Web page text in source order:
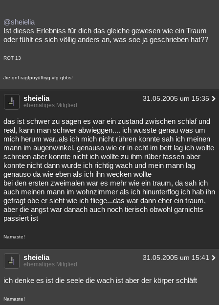
@sheielia
Ist dieses Erlebniss für dich das gleiche gewesen wie ein Traum
oder fühlt es sich völlig anders an, was soe ja geschrieben hat??
ROT 13
Jre qnf ragfpuyüffryg vfg qbbs!
sheielia 31.05.2005 um 15:35
ehemaliges Mitglied
das ist schwer zu sagen es war ein zustand zwischen schlaf und
real, kann man schwer abwieggen.... ich wusste genau was um
mich herum war..als ich mich nicht rühren konnte sah ich meinen
mann im augenwinkel, genauso wie er in echt im bett lag ich wollte
schreien aber konnte nicht ich wollte zu ihm rüber fassen aber
konnte nicht dann wurde ich richtig wach und mein mann lag
genauso da wie eben als ich ihn wecken wollte
bei den ersten zweimalen war es mehr wie ein traum, da sah ich
auch meinen mann im wohnzimmer als ich hinunterflog ich hab ihn
gefragt obe er sieht wie ich fliege...das war dann eher ein traum,
aber die angst war danach auch noch tierisch obwohl garnichts
passiert ist
Namaste!
sheielia 31.05.2005 um 15:41
ehemaliges Mitglied
ich denke es ist die seele die wach ist aber der körper schläft
Namaste!